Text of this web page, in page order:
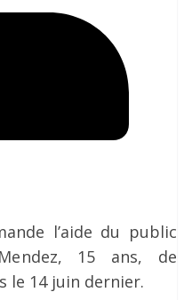
l’aide du public
15 ans, de
le 14 juin dernier.